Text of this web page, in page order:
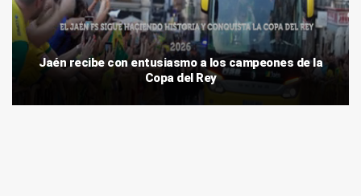
Jaén recibe con entusiasmo a los campeones de la
Copa del Rey